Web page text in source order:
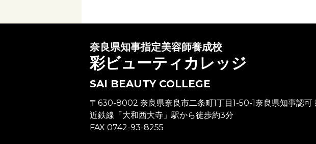
奈良県知事指定美容師養成校
彩ビューティカレッジ
SAI BEAUTY COLLEGE
〒630-8002 奈良県奈良市二条町1丁目1-50-1奈良県知事認可
近鉄線「大和西大寺」駅から徒歩約3分
FAX 0742-93-8255